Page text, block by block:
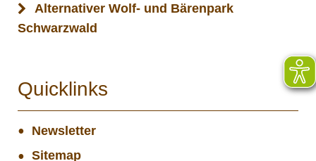
Alternativer Wolf- und Bärenpark
Schwarzwald
Quicklinks
Newsletter
Sitemap